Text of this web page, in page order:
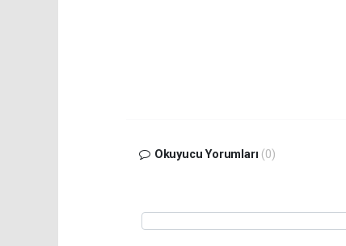
Okuyucu Yorumları (0)